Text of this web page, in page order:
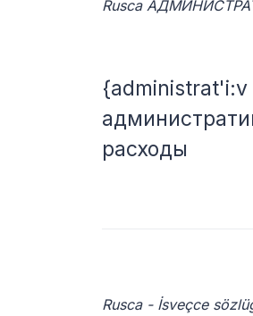
Rusca
расходы
Rusca - İsveçce